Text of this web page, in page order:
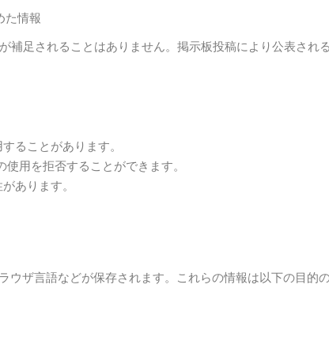
た情報
足されることはありません。掲示板投稿により公表され
ることがあります。
用を拒否することができます。
あります。
ザ言語などが保存されます。これらの情報は以下の目的の